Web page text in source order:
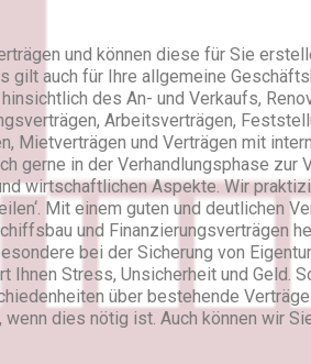
und können diese für Sie
gilt auch für Ihre allgemeine
des An- und Verkaufs,
Arbeitsverträgen,
Mietverträgen und Verträgen mit
gerne in der Verhandlungsphase zur
wirtschaftlichen Aspekte. Wir
Mit einem guten und deutlichen
und Finanzierungsverträgen
bei der Sicherung von
Ihnen Stress, Unsicherheit und Geld.
über bestehende
dies nötig ist. Auch können wir